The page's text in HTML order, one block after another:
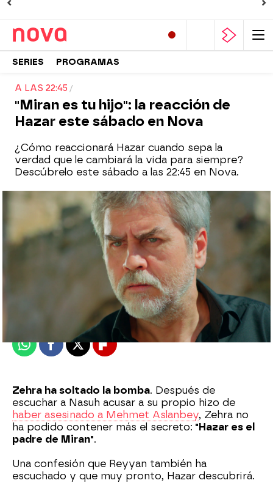
SERIES PROGRAMAS
A LAS 22:45
"Miran es tu hijo": la reacción de
Hazar este sábado en Nova
¿Cómo reaccionará Hazar cuando sepa la
verdad que le cambiará la vida para siempre?
Descúbrelo este sábado a las 22:45 en Nova.
23 de marzo de 2021, 21:50
WhatsappFacebook
X Flipboard
Zehra ha soltado la bomba. Después de
escuchar a Nasuh acusar a su propio hizo de
haber asesinado a Mehmet Aslanbey, Zehra no
ha podido contener más el secreto: "Hazar es el
padre de Miran".
Una confesión que Reyyan también ha
escuchado y que muy pronto, Hazar descubrirá.